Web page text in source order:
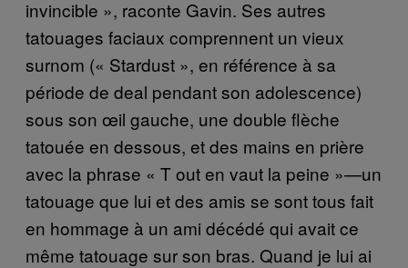
invincible », raconte Gavin. Ses autres
tatouages faciaux comprennent un vieux
surnom (« Stardust », en référence à sa
période de deal pendant son adolescence)
sous son œil gauche, une double flèche
tatouée en dessous, et des mains en prière
avec la phrase « Touten vaut la peine »—un
tatouage que lui et des amis se sont tous fait
en hommage à un ami décédé qui avait ce
même tatouage sur son bras. Quand je lui ai